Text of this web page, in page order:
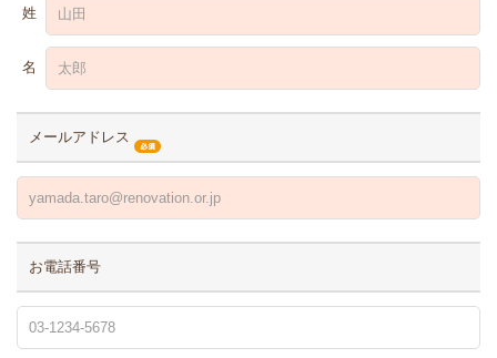
姓
名
メールアドレス
お電話番号